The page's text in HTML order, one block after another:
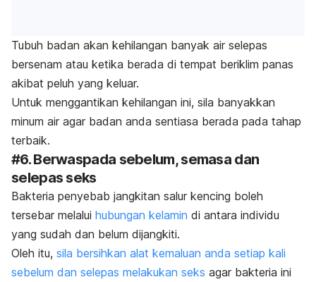
Tubuh badan akan kehilangan banyak air selepas
bersenam atau ketika berada di tempat beriklim panas
akibat peluh yang keluar.
Untuk menggantikan kehilangan ini, sila banyakkan
minum air agar badan anda sentiasa berada pada tahap
terbaik.
#6. Berwaspada sebelum, semasa dan
selepas seks
Bakteria penyebab jangkitan salur kencing boleh
tersebar melalui hubungan kelamin di antara individu
yang sudah dan belum dijangkiti.
Oleh itu, sila bersihkan alat kemaluan anda setiap kali
sebelum dan selepas melakukan seks agar bakteria ini